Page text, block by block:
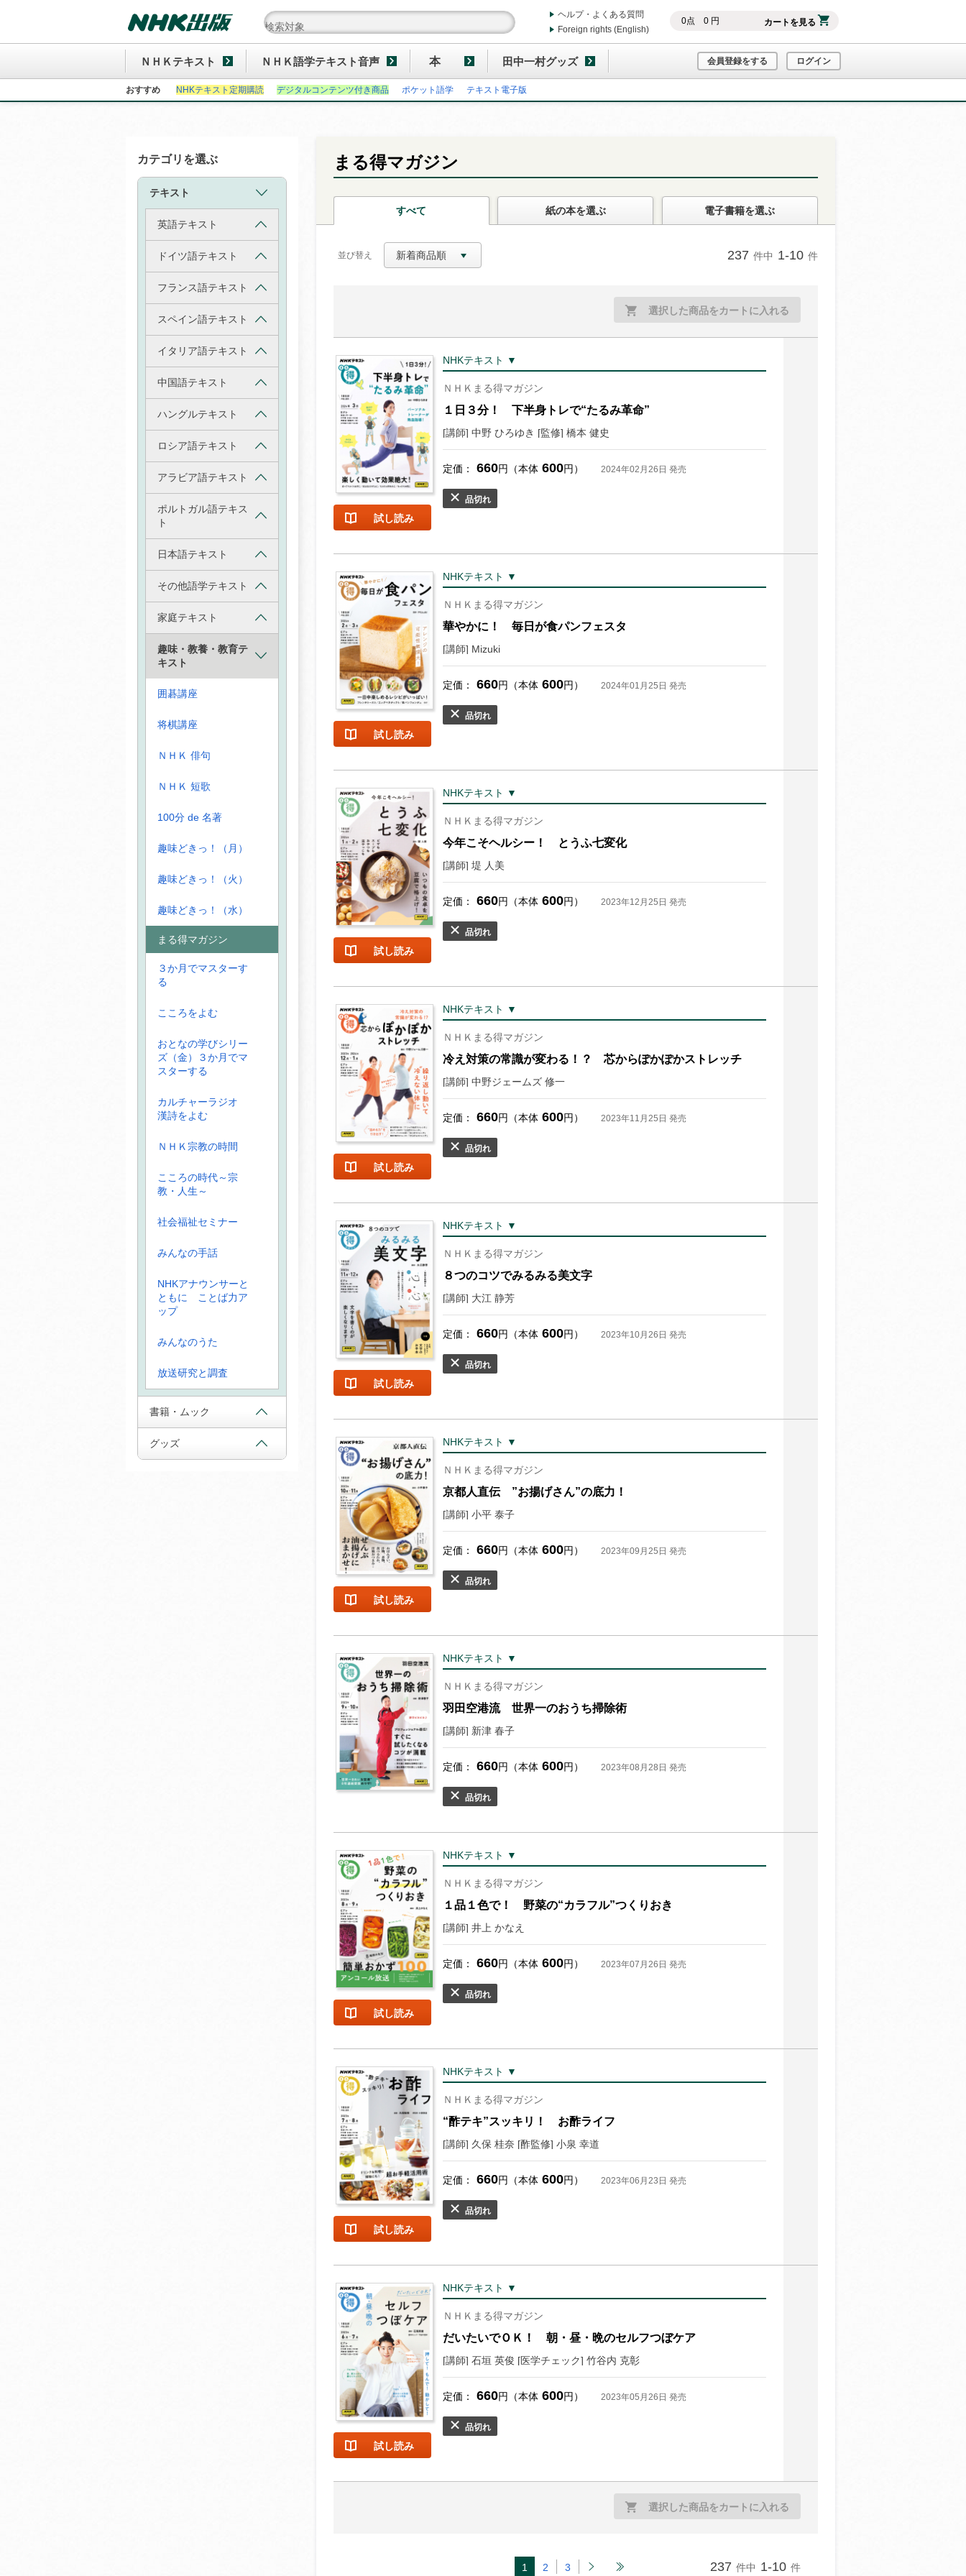
0点 0円 カートを見る
ヘルプ・よくある質問
Foreign rights (English)
ＮＨＫテキスト ＮＨＫ語学テキスト音声 本 田中一村グッズ 会員登録をする ログイン
おすすめ NHKテキスト定期購読 デジタルコンテンツ付き商品 ポケット語学 テキスト電子版
お支払いに進む
他にも商品を買う
まる得マガジン
すべて 紙の本を選ぶ 電子書籍を選ぶ
並び替え 新着商品順 237 件中 1-10 件
選択した商品をカートに入れる
試し読み
NHKテキスト ▼
ＮＨＫまる得マガジン
１日３分！ 下半身トレで“たるみ革命”
[講師] 中野 ひろゆき [監修] 橋本 健史
定価： 660円（本体 600円） 2024年02月26日 発売
品切れ
試し読み
NHKテキスト ▼
ＮＨＫまる得マガジン
華やかに！ 毎日が食パンフェスタ
[講師] Mizuki
定価： 660円（本体 600円） 2024年01月25日 発売
品切れ
試し読み
NHKテキスト ▼
ＮＨＫまる得マガジン
今年こそヘルシー！ とうふ七変化
[講師] 堤 人美
定価： 660円（本体 600円） 2023年12月25日 発売
品切れ
試し読み
NHKテキスト ▼
ＮＨＫまる得マガジン
冷え対策の常識が変わる！？ 芯からぽかぽかストレッチ
[講師] 中野ジェームズ 修一
定価： 660円（本体 600円） 2023年11月25日 発売
品切れ
試し読み
NHKテキスト ▼
ＮＨＫまる得マガジン
８つのコツでみるみる美文字
[講師] 大江 静芳
定価： 660円（本体 600円） 2023年10月26日 発売
品切れ
試し読み
NHKテキスト ▼
ＮＨＫまる得マガジン
京都人直伝 ”お揚げさん”の底力！
[講師] 小平 泰子
定価： 660円（本体 600円） 2023年09月25日 発売
品切れ
NHKテキスト ▼
ＮＨＫまる得マガジン
羽田空港流 世界一のおうち掃除術
[講師] 新津 春子
定価： 660円（本体 600円） 2023年08月28日 発売
品切れ
試し読み
NHKテキスト ▼
ＮＨＫまる得マガジン
１品１色で！ 野菜の“カラフル”つくりおき
[講師] 井上 かなえ
定価： 660円（本体 600円） 2023年07月26日 発売
品切れ
試し読み
NHKテキスト ▼
ＮＨＫまる得マガジン
“酢テキ”スッキリ！ お酢ライフ
[講師] 久保 桂奈 [酢監修] 小泉 幸道
定価： 660円（本体 600円） 2023年06月23日 発売
品切れ
試し読み
NHKテキスト ▼
ＮＨＫまる得マガジン
だいたいでＯＫ！ 朝・昼・晩のセルフつぼケア
[講師] 石垣 英俊 [医学チェック] 竹谷内 克彰
定価： 660円（本体 600円） 2023年05月26日 発売
品切れ
選択した商品をカートに入れる
1 2 3 237 件中 1-10 件
カテゴリを選ぶ
テキスト
英語テキスト
ドイツ語テキスト
フランス語テキスト
スペイン語テキスト
イタリア語テキスト
中国語テキスト
ハングルテキスト
ロシア語テキスト
アラビア語テキスト
ポルトガル語テキス
ト
日本語テキスト
その他語学テキスト
家庭テキスト
趣味・教養・教育テ
キスト
囲碁講座
将棋講座
ＮＨＫ 俳句
ＮＨＫ 短歌
100分 de 名著
趣味どきっ！（月）
趣味どきっ！（火）
趣味どきっ！（水）
まる得マガジン
３か月でマスターす
る
こころをよむ
おとなの学びシリー
ズ（金）３か月でマ
スターする
カルチャーラジオ
漢詩をよむ
ＮＨＫ宗教の時間
こころの時代～宗
教・人生～
社会福祉セミナー
みんなの手話
NHKアナウンサーと
ともに ことば力ア
ップ
みんなのうた
放送研究と調査
書籍・ムック
グッズ